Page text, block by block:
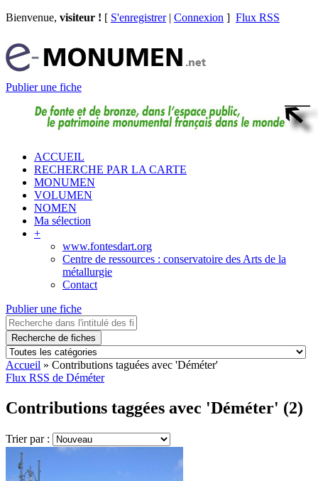
Bienvenue, visiteur ! [ S'enregistrer| Connexion ] Flux RSS
Publier une fiche
ACCUEIL
RECHERCHE PAR LA CARTE
MONUMEN
VOLUMEN
NOMEN
Ma sélection
+
www.fontesdart.org
Centre de ressources : conservatoire des Arts de la
métallurgie
Contact
Publier une fiche
Recherche de fiches
Accueil » Contributions taguées avec 'Déméter'
Flux RSS de Déméter
Contributions taggées avec 'Déméter' (2)
Trier par :